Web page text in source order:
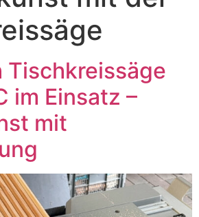
Tischkreissäge
im Einsatz –
mit